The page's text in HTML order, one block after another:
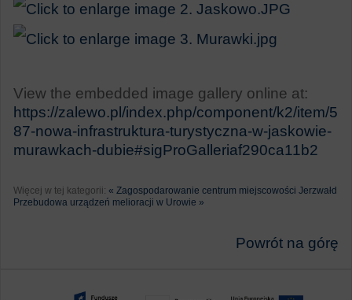
View the embedded image gallery online at:
https://zalewo.pl/index.php/component/k2/item/5
87-nowa-infrastruktura-turystyczna-w-jaskowie-
murawkach-dubie#sigProGalleriaf290ca11b2
Więcej w tej kategorii: « Zagospodarowanie centrum miejscowości Jerzwałd
Przebudowa urządzeń melioracji w Urowie »
Powrót na górę